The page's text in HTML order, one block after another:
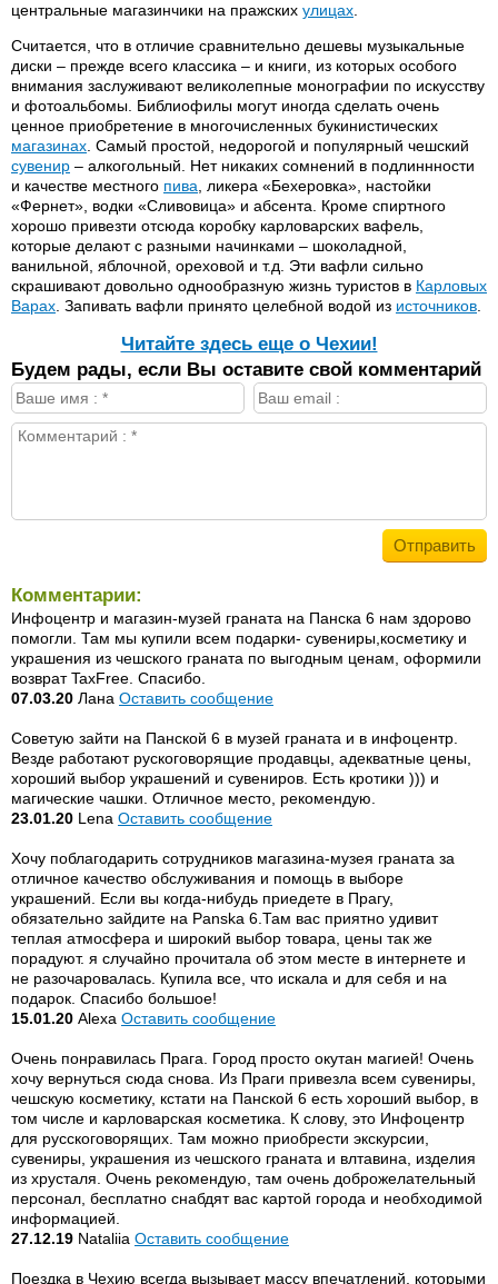
центральные магазинчики на пражских улицах
Считается, что в отличие сравнительно дешевы музыкальные
диски – прежде всего классика – и книги, из которых особого
внимания заслуживают великолепные монографии по искусству
и фотоальбомы. Библиофилы могут иногда сделать очень
ценное приобретение в многочисленных букинистических
магазинах . Самый простой, недорогой и популярный чешский
сувенир – алкогольный. Нет никаких сомнений в подлиннности
и качестве местного пива , ликера «Бехеровка», настойки
«Фернет», водки «Сливовица» и абсента. Кроме спиртного
хорошо привезти отсюда коробку карловарских вафель,
которые делают с разными начинками – шоколадной,
ванильной, яблочной, ореховой и т.д. Эти вафли сильно
скрашивают довольно однообразную жизнь туристов в Карловых
Варах . Запивать вафли принято целебной водой из источников
Читайте здесь еще о Чехии!
Будем рады, если Вы оставите свой комментарий
Комментарии:
Инфоцентр и магазин-музей граната на Панска 6 нам здорово
помогли. Там мы купили всем подарки- сувениры,косметику и
украшения из чешского граната по выгодным ценам, оформили
возврат TaxFree. Спасибо.
07.03.20 Лана Оставить сообщение
Советую зайти на Панской 6 в музей граната и в инфоцентр.
Везде работают рускоговорящие продавцы, адекватные цены,
хороший выбор украшений и сувениров. Есть кротики ))) и
магические чашки. Отличное место, рекомендую.
23.01.20 Lena Оставить сообщение
Хочу поблагодарить сотрудников магазина-музея граната за
отличное качество обслуживания и помощь в выборе
украшений. Если вы когда-нибудь приедете в Прагу,
обязательно зайдите на Panska 6.Там вас приятно удивит
теплая атмосфера и широкий выбор товара, цены так же
порадуют. я случайно прочитала об этом месте в интернете и
не разочаровалась. Купила все, что искала и для себя и на
подарок. Спасибо большое!
15.01.20 Alexa Оставить сообщение
Очень понравилась Прага. Город просто окутан магией! Очень
хочу вернуться сюда снова. Из Праги привезла всем сувениры,
чешскую косметику, кстати на Панской 6 есть хороший выбор, в
том числе и карловарская косметика. К слову, это Инфоцентр
для русскоговорящих. Там можно приобрести экскурсии,
сувениры, украшения из чешского граната и влтавина, изделия
из хрусталя. Очень рекомендую, там очень доброжелательный
персонал, бесплатно снабдят вас картой города и необходимой
информацией.
27.12.19 Nataliia Оставить сообщение
Поездка в Чехию всегда вызывает массу впечатлений, которыми